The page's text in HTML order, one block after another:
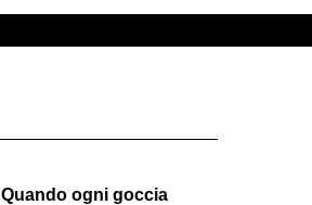
Quando ogni goccia